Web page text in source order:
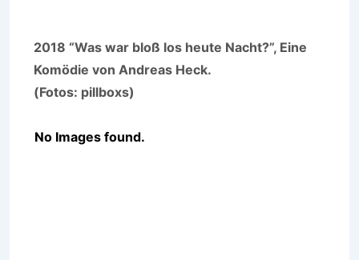
2018 “Was war bloß los heute Nacht?”, Eine
Komödie von Andreas Heck.
(Fotos: pillboxs)
No Images found.